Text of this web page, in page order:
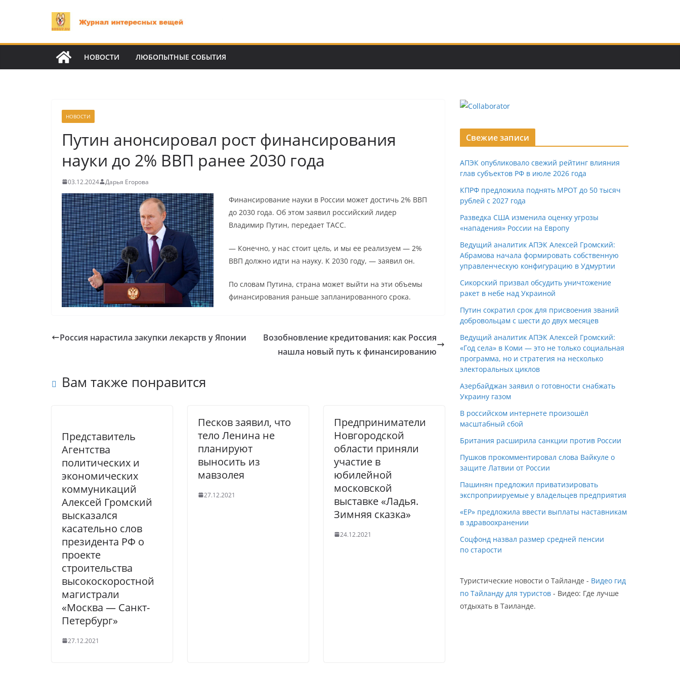
НОВОСТИ ЛЮБОПЫТНЫЕ СОБЫТИЯ
НОВОСТИ
Путин анонсировал рост финансирования
науки до 2% ВВП ранее 2030 года
03.12.2024 Дарья Егорова
Финансирование науки в России может достичь 2% ВВП
до 2030 года. Об этом заявил российский лидер
Владимир Путин, передает ТАСС.
— Конечно, у нас стоит цель, и мы ее реализуем — 2%
ВВП должно идти на науку. К 2030 году, — заявил он.
По словам Путина, страна может выйти на эти объемы
финансирования раньше запланированного срока.
Россия нарастила закупки лекарств у Японии
Возобновление кредитования: как Россия
нашла новый путь к финансированию
Вам также понравится
Представитель
Агентства
политических и
экономических
коммуникаций
Алексей Громский
высказался
касательно слов
президента РФ о
проекте
строительства
высокоскоростной
магистрали
«Москва — Санкт-
Петербург»
27.12.2021
Песков заявил, что
тело Ленина не
планируют
выносить из
мавзолея
27.12.2021
Предприниматели
Новгородской
области приняли
участие в
юбилейной
московской
выставке «Ладья.
Зимняя сказка»
24.12.2021
Свежие записи
АПЭК опубликовало свежий рейтинг влияния
глав субъектов РФ в июле 2026 года
КПРФ предложила поднять МРОТ до 50 тысяч
рублей с 2027 года
Разведка США изменила оценку угрозы
«нападения» России на Европу
Ведущий аналитик АПЭК Алексей Громский:
Абрамова начала формировать собственную
управленческую конфигурацию в Удмуртии
Сикорский призвал обсудить уничтожение
ракет в небе над Украиной
Путин сократил срок для присвоения званий
добровольцам с шести до двух месяцев
Ведущий аналитик АПЭК Алексей Громский:
«Год села» в Коми — это не только социальная
программа, но и стратегия на несколько
электоральных циклов
Азербайджан заявил о готовности снабжать
Украину газом
В российском интернете произошёл
масштабный сбой
Британия расширила санкции против России
Пушков прокомментировал слова Вайкуле о
защите Латвии от России
Пашинян предложил приватизировать
экспроприируемые у владельцев предприятия
«ЕР» предложила ввести выплаты наставникам
в здравоохранении
Соцфонд назвал размер средней пенсии
по старости
Туристические новости о Тайланде - Видео гид
по Тайланду для туристов - Видео: Где лучше
отдыхать в Таиланде.